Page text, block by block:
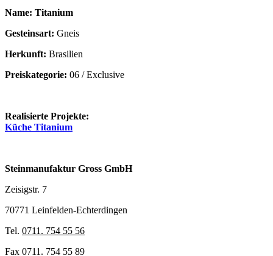
Name: Titanium
Gesteinsart: Gneis
Herkunft: Brasilien
Preiskategorie: 06 / Exclusive
Realisierte Projekte:
Küche Titanium
Steinmanufaktur Gross GmbH
Zeisigstr. 7
70771 Leinfelden-Echterdingen
Tel. 0711. 754 55 56
Fax 0711. 754 55 89